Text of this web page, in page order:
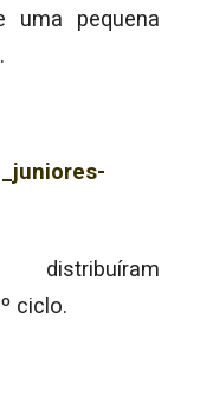
uma pequena
distribuíram
ciclo.